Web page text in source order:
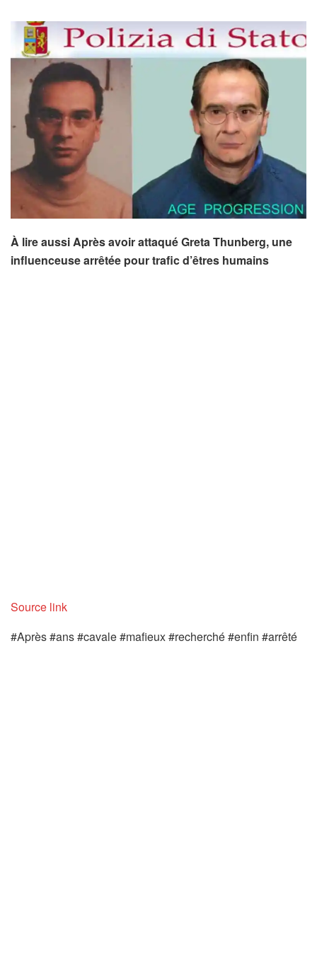
À lire aussi Après avoir attaqué Greta Thunberg, une
influenceuse arrêtée pour trafic d’êtres humains
Source link
#Après #ans #cavale #mafieux #recherché #enfin #arrêté